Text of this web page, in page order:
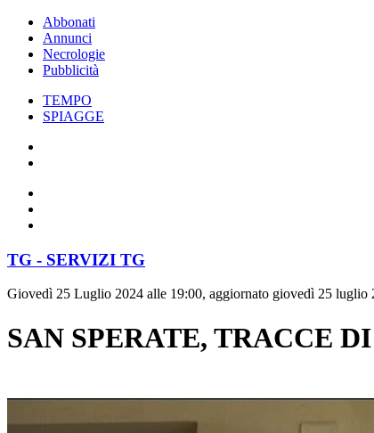
Abbonati
Annunci
Necrologie
Pubblicità
TEMPO
SPIAGGE
TG - SERVIZI TG
Giovedì 25 Luglio 2024 alle 19:00, aggiornato giovedì 25 luglio
SAN SPERATE, TRACCE